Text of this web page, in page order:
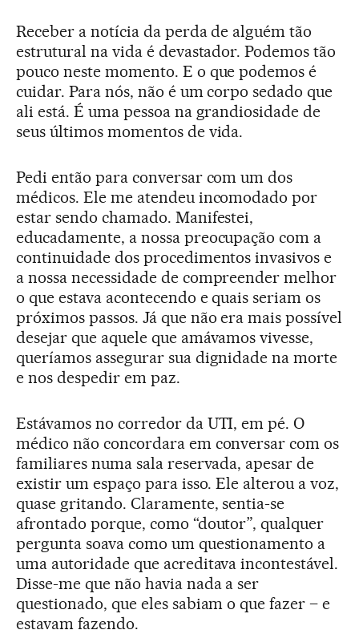
Receber a notícia da perda de alguém tão
estrutural na vida é devastador. Podemos tão
pouco neste momento. E o que podemos é
cuidar. Para nós, não é um corpo sedado que
ali está. É uma pessoa na grandiosidade de
seus últimos momentos de vida.
Pedi então para conversar com um dos
médicos. Ele me atendeu incomodado por
estar sendo chamado. Manifestei,
educadamente, a nossa preocupação com a
continuidade dos procedimentos invasivos e
a nossa necessidade de compreender melhor
o que estava acontecendo e quais seriam os
próximos passos. Já que não era mais possível
desejar que aquele que amávamos vivesse,
queríamos assegurar sua dignidade na morte
e nos despedir em paz.
Estávamos no corredor da UTI, em pé. O
médico não concordara em conversar com os
familiares numa sala reservada, apesar de
existir um espaço para isso. Ele alterou a voz,
quase gritando. Claramente, sentia-se
afrontado porque, como “doutor”, qualquer
pergunta soava como um questionamento a
uma autoridade que acreditava incontestável.
Disse-me que não havia nada a ser
questionado, que eles sabiam o que fazer – e
estavam fazendo.